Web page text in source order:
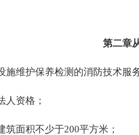
第二章
施维护保养检测的消防技术服
人资格；
筑面积不少于200平方米；